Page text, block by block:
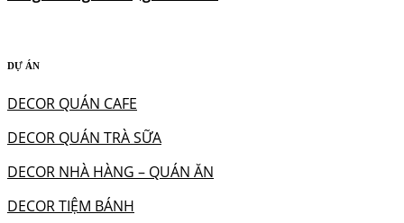
DỰ ÁN
DECOR QUÁN CAFE
DECOR QUÁN TRÀ SỮA
DECOR NHÀ HÀNG – QUÁN ĂN
DECOR TIỆM BÁNH